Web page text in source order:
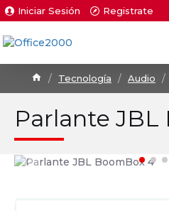
Iniciar Sesión Registrate
Tecnología Audio
Parlante JBL